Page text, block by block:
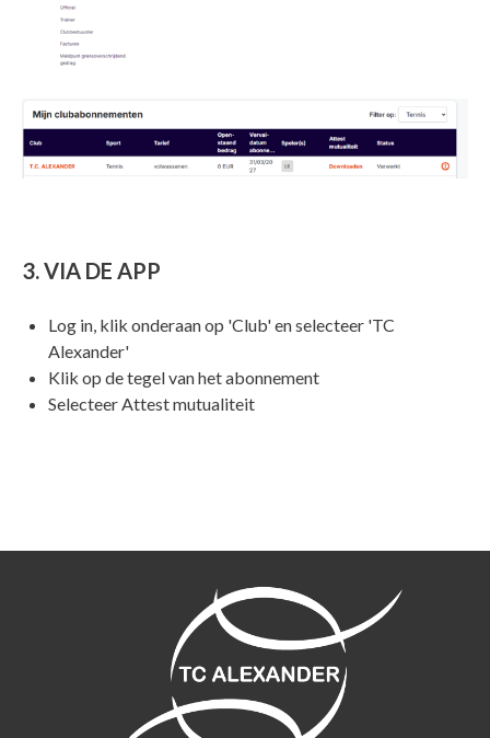
3. VIA DE APP
Log in, klik onderaan op 'Club' en selecteer 'TC
Alexander'
Klik op de tegel van het abonnement
Selecteer Attest mutualiteit